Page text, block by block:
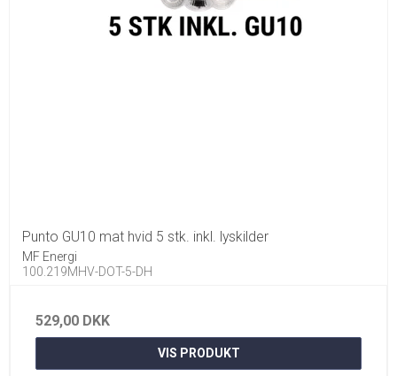
Punto GU10 mat hvid 5 stk. inkl. lyskilder
MF Energi
100.219MHV-DOT-5-DH
529,00 DKK
VIS PRODUKT